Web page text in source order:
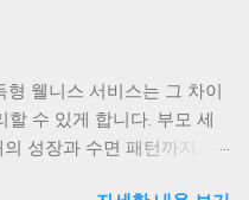
’과 ‘데이터의 정밀도’입니
의존했지만, 구독형 모델
턴, 나의 스트레스 지수까지
독 서비스를 선물한 뒤, 매
고 있습니다. 이런 지속적
웰니스 서비스는 그 차이
수 있게 합니다. 부모 세
성장과 수면 패턴까지, AI